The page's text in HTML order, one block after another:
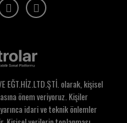
EĞT.HİZ.LTD.ŞTİ. olarak, kişisel
önem veriyoruz. Kişiler
idari ve teknik önlemler